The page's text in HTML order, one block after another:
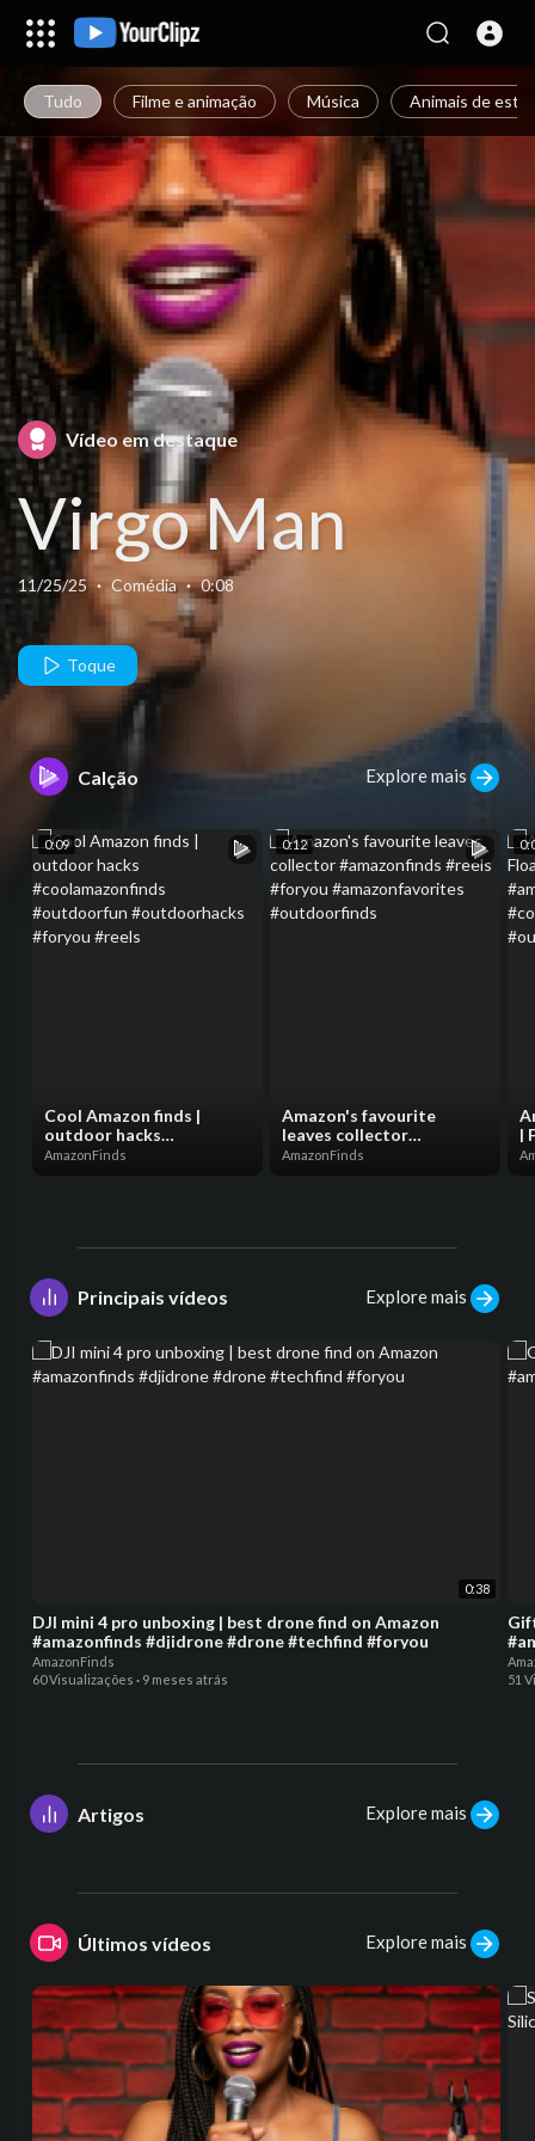
Tudo Filme e animação Música Animais de
Vídeo em destaque
Virgo Man
11/25/25 · Comédia · 0:08
Toque
Calção Explore mais
0:09
Cool Amazon finds |
outdoor hacks
#coolamazonfinds
AmazonFinds
0:12
Amazon's favourite
leaves collector
#amazonfinds #reels
AmazonFinds
|
Principais vídeos Explore mais
0:38
DJI mini 4 pro unboxing | best drone find on Amazon
#amazonfinds #djidrone #drone #techfind #foryou
AmazonFinds
60 Visualizações · 9 meses atrás
51
Artigos Explore mais
Últimos vídeos Explore mais